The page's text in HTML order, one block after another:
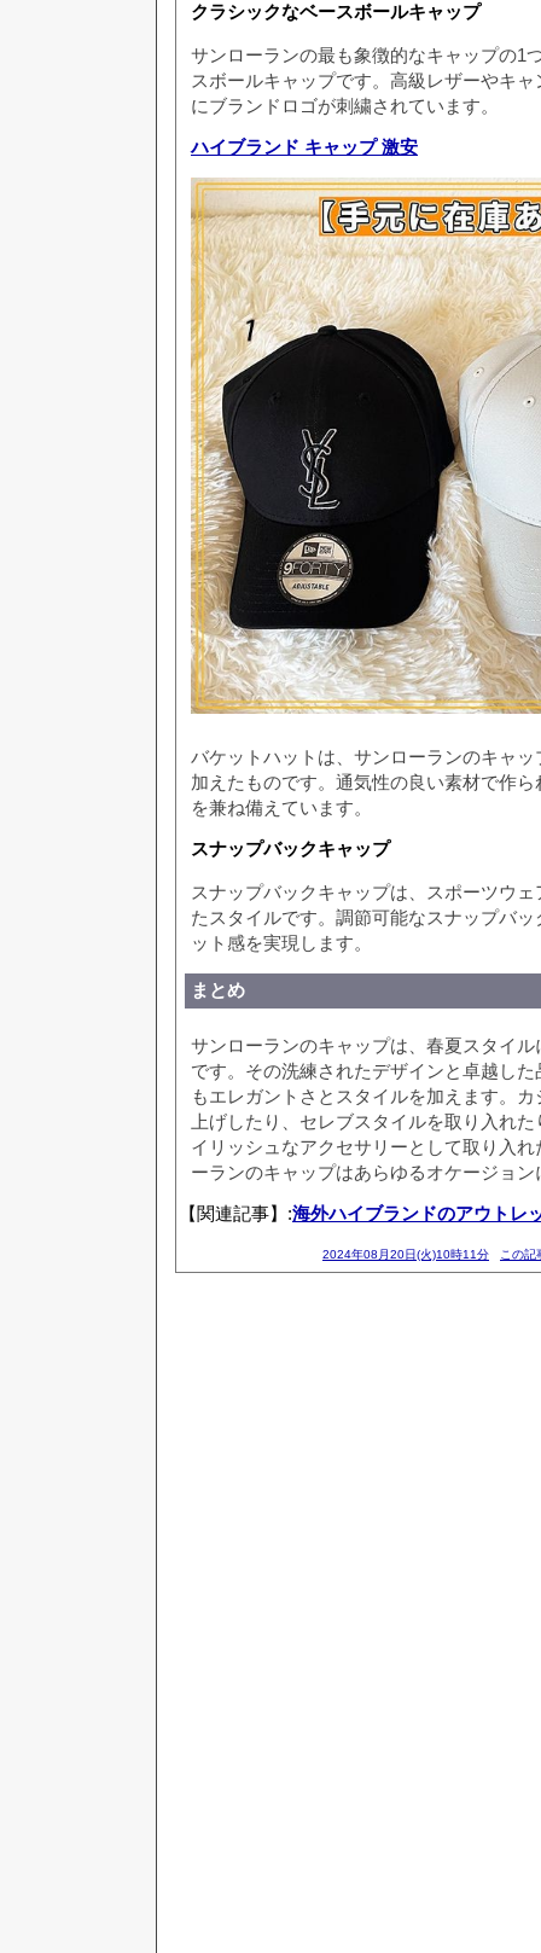
クラシックなベースボールキャップ
サンローランの最も象徴的なキャップの1
スボールキャップです。高級レザーやキ
にブランドロゴが刺繍されています。
ハイブランド キャップ 激安
バケットハットは、サンローランのキャ
加えたものです。通気性の良い素材で作
を兼ね備えています。
スナップバックキャップ
スナップバックキャップは、スポーツウ
たスタイルです。調節可能なスナップバ
ット感を実現します。
まとめ
サンローランのキャップは、春夏スタイ
です。その洗練されたデザインと卓越し
もエレガントさとスタイルを加えます。
上げしたり、セレブスタイルを取り入れ
イリッシュなアクセサリーとして取り入
ーランのキャップはあらゆるオケージョン
【関連記事】:海外ハイブランドのアウトレ
2024年08月20日(火)10時11分 この記